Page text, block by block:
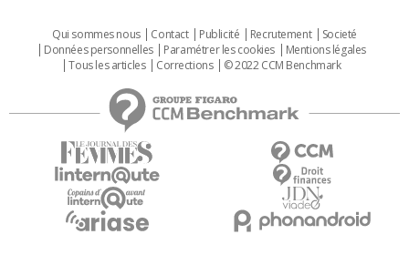
Qui sommes nous Contact Publicité Recrutement
Societé
Données personnelles
Paramétrer les cookies
Mentions légales
Tous les articles
Corrections © 2022 CCM Benchmark